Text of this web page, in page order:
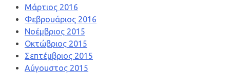
Μάρτιος 2016
Φεβρουάριος 2016
Νοέμβριος 2015
Οκτώβριος 2015
Σεπτέμβριος 2015
Αύγουστος 2015